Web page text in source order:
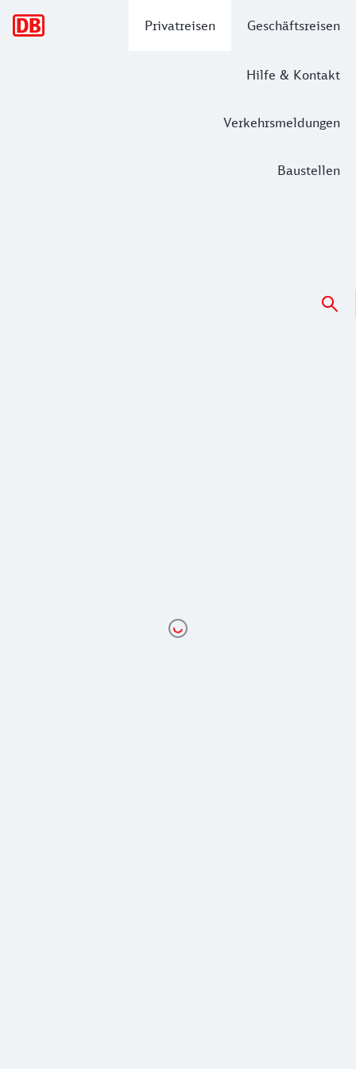
Privatreisen Geschäftsreisen
Hilfe & Kontakt
Verkehrsmeldungen
Baustellen